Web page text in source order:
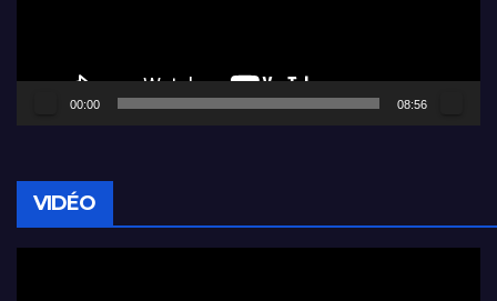
00:00 08:56
VIDÉO